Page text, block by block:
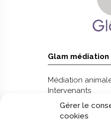
Gérer le
cookies
Glam médiation
Médiation
Intervenants
Prestations
PECCRAM